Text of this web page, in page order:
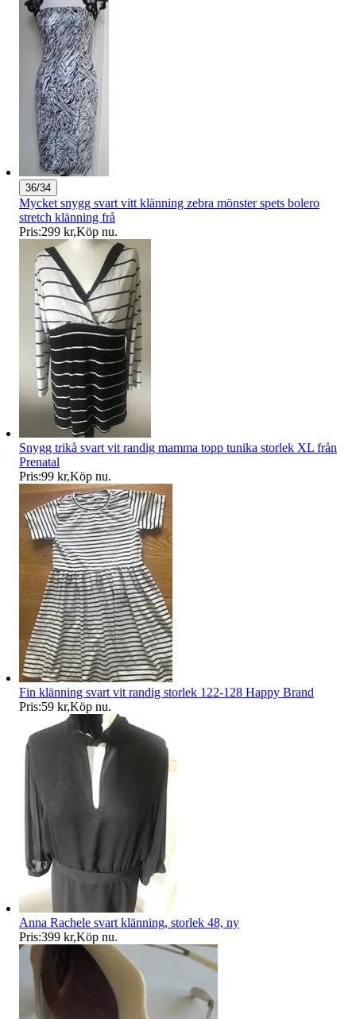
36/34
Mycket snygg svart vitt klänning zebra mönster spets bolero
stretch klänning frå
Pris:299 kr,Köp nu.
Snygg trikå svart vit randig mamma topp tunika storlek XL från
Prenatal
Pris:99 kr,Köp nu.
Fin klänning svart vit randig storlek 122-128 Happy Brand
Pris:59 kr,Köp nu.
Anna Rachele svart klänning, storlek 48, ny
Pris:399 kr,Köp nu.